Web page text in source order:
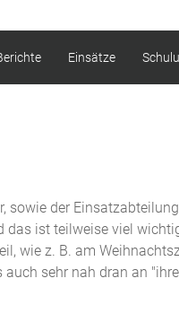
Einsätze
der
ist teilweise viel
wie z. B. am
sehr nah dran an